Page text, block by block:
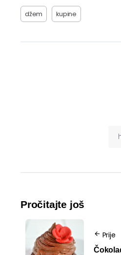
džem kupine
Pročitajte još
Prije